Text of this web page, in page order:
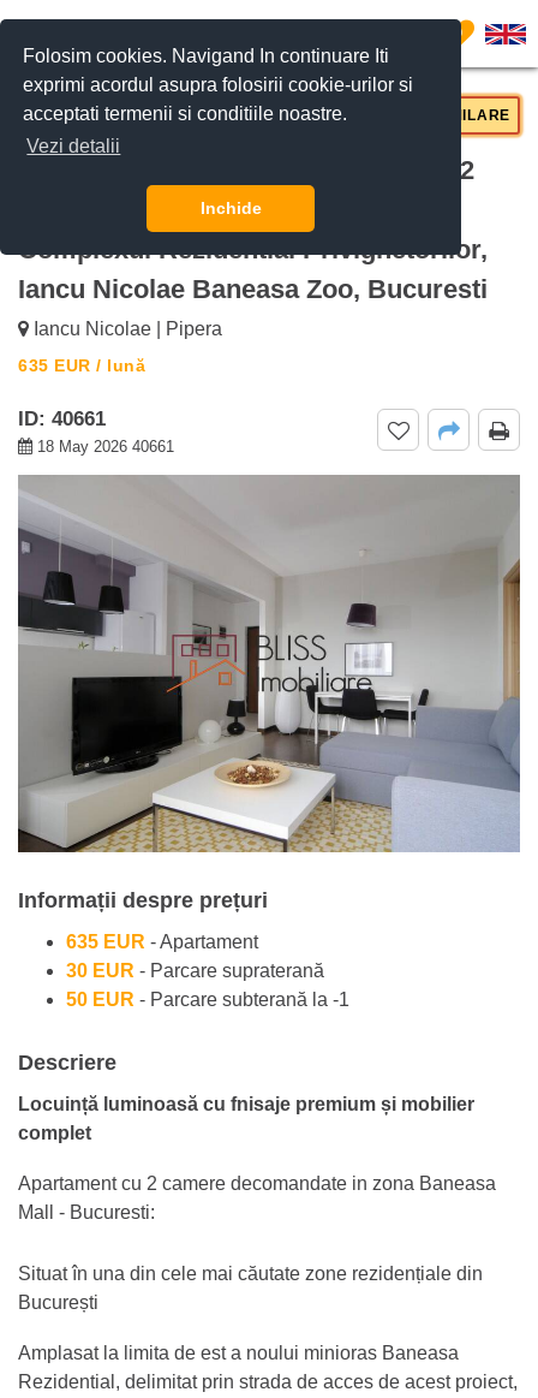
Folosim cookies. Navigand In continuare Iti
exprimi acordul asupra folosirii cookie-urilor si
acceptati termenii si conditiile noastre.
Vezi detalii
Inchide
0
De inchiriat Apartament Modern De 2
Camere Cu Balcon, 61mp utili
Complexul Rezidential Privighetorilor,
Iancu Nicolae Baneasa Zoo, Bucuresti
Iancu Nicolae | Pipera
635 EUR / lună
ID: 40661
18 May 2026 40661
Informații despre prețuri
635 EUR - Apartament
30 EUR - Parcare supraterană
50 EUR - Parcare subterană la -1
Descriere
Locuință luminoasă cu fnisaje premium și mobilier
complet
Apartament cu 2 camere decomandate in zona Baneasa
Mall - Bucuresti:
Situat în una din cele mai căutate zone rezidențiale din
București
Amplasat la limita de est a noului minioras Baneasa
Rezidential, delimitat prin strada de acces de acest proiect,
CERE DETALII SUNĂ-NE SIMILARE